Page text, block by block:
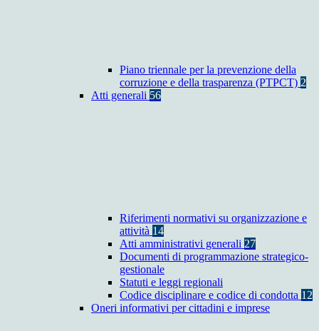
Piano triennale per la prevenzione della
corruzione e della trasparenza (PTPCT) 2
Atti generali 56
Riferimenti normativi su organizzazione e
attività 14
Atti amministrativi generali 27
Documenti di programmazione strategico-
gestionale
Statuti e leggi regionali
Codice disciplinare e codice di condotta 12
Oneri informativi per cittadini e imprese